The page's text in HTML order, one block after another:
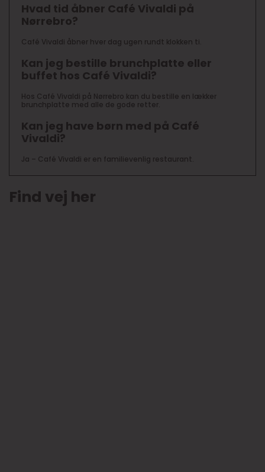
Hvad tid åbner Café Vivaldi på
Nørrebro?
Café Vivaldi åbner hver dag ugen rundt klokken ti.
Kan jeg bestille brunchplatte eller
buffet hos Café Vivaldi?
Hos Café Vivaldi på Nørrebro kan du bestille en lækker
brunchplatte med alle de gode retter.
Kan jeg have børn med på Café
Vivaldi?
Ja – Café Vivaldi er en familievenlig restaurant.
Find vej her